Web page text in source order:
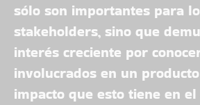
sólo son importantes para
stakeholders, sino que
interés creciente por
involucrados en un
impacto que esto tiene en